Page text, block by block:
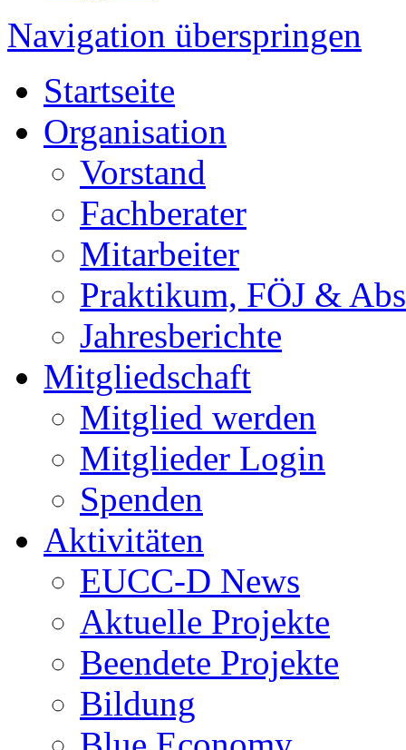
Navigation überspringen
Startseite
Organisation
Vorstand
Fachberater
Mitarbeiter
Praktikum, FÖJ &
Jahresberichte
Mitgliedschaft
Mitglied werden
Mitglieder Login
Spenden
Aktivitäten
EUCC-D News
Aktuelle Projekte
Beendete Projekte
Bildung